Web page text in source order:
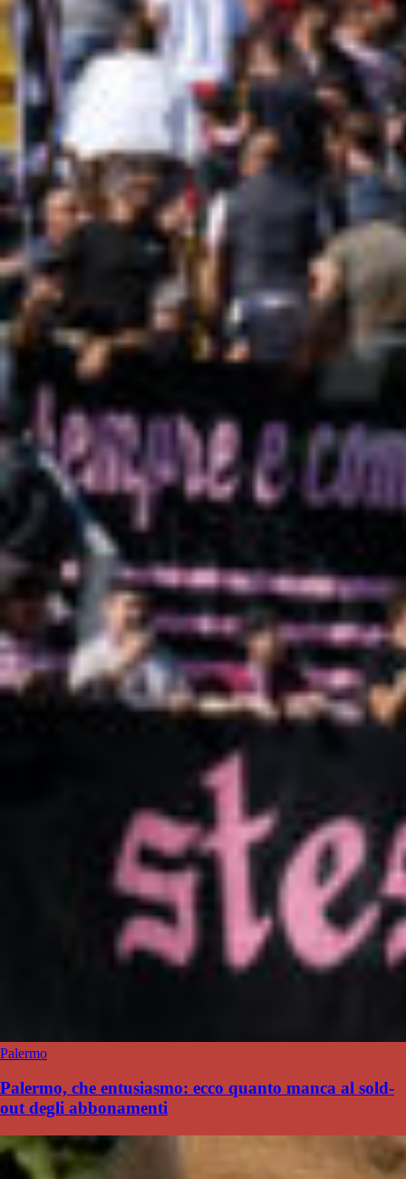
Palermo
Palermo, che entusiasmo: ecco quanto manca al sold-
out degli abbonamenti